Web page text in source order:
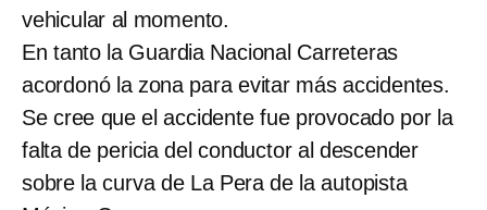
vehicular al momento.
En tanto la Guardia Nacional Carreteras
acordonó la zona para evitar más accidentes.
Se cree que el accidente fue provocado por la
falta de pericia del conductor al descender
sobre la curva de La Pera de la autopista